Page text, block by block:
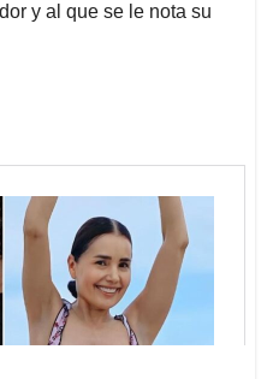
y al que se le nota su